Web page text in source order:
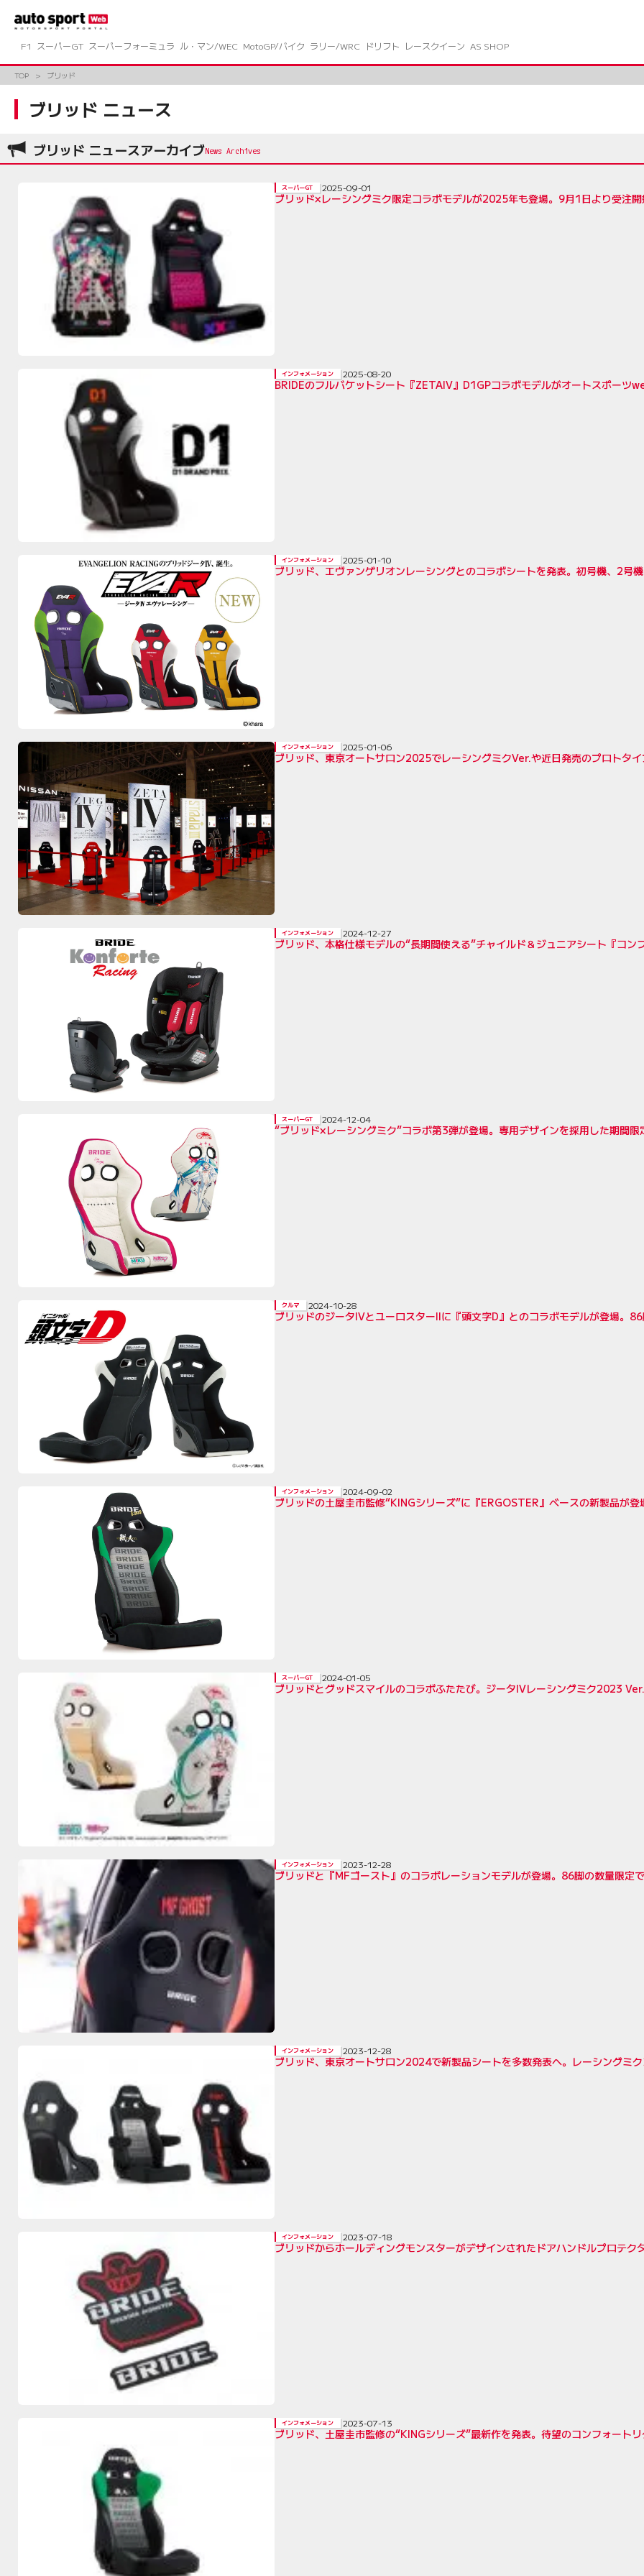
ツ
ス
F1 スーパーGT スーパーフォーミュラ ル・マン/WEC MotoGP/バイク ラリー/WRC ドリフト レースクイーン AS SHOP
TOP ブリッド
ブリッド ニュース
ブリッド ニュースアーカイブ
ブリッド×レーシングミク限定コラボモデルが2025年も登場。9月1日より受注
スーパーGT 2025-09-01
BRIDEのフルバケットシート『ZETAIV』D1GPコラボモデルがオートスポーツ
インフォメーション 2025-08-20
ブリッド、エヴァンゲリオンレーシングとのコラボシートを発表。初号機、2号
インフォメーション 2025-01-10
ブリッド、東京オートサロン2025でレーシングミクVer.や近日発売のプロトタ
インフォメーション 2025-01-06
ブリッド、本格仕様モデルの“長期間使える”チャイルド＆ジュニアシート『コン
インフォメーション 2024-12-27
“ブリッド×レーシングミク”コラボ第3弾が登場。専用デザインを採用した期間限
スーパーGT 2024-12-04
ブリッドのジータIVとユーロスターIIに『頭文字D』とのコラボモデルが登場。
クルマ 2024-10-28
ブリッドの土屋圭市監修“KINGシリーズ”に『ERGOSTER』ベースの新製品が登
インフォメーション 2024-09-02
ブリッドとグッドスマイルのコラボふたたび。ジータIVレーシングミク2023
スーパーGT 2024-01-05
ブリッドと『MFゴースト』のコラボレーションモデルが登場。86脚の数量限定
インフォメーション 2023-12-28
ブリッド、東京オートサロン2024で新製品シートを多数発表へ。レーシングミ
インフォメーション 2023-12-28
ブリッドからホールディングモンスターがデザインされたドアハンドルプロテク
インフォメーション 2023-07-18
ブリッド、土屋圭市監修の“KINGシリーズ”最新作を発表。待望のコンフォート
インフォメーション 2023-07-13